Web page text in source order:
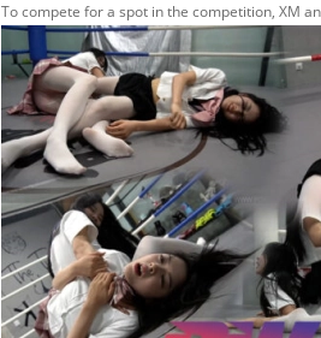
To compete for a spot in the competition, XM